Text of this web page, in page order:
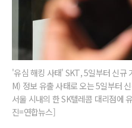
'유심 해킹 사태' SKT, 5일부터 신규
M) 정보 유출 사태로 오는 5일부터
서울 시내의 한 SK텔레콤 대리점에
진=연합뉴스]